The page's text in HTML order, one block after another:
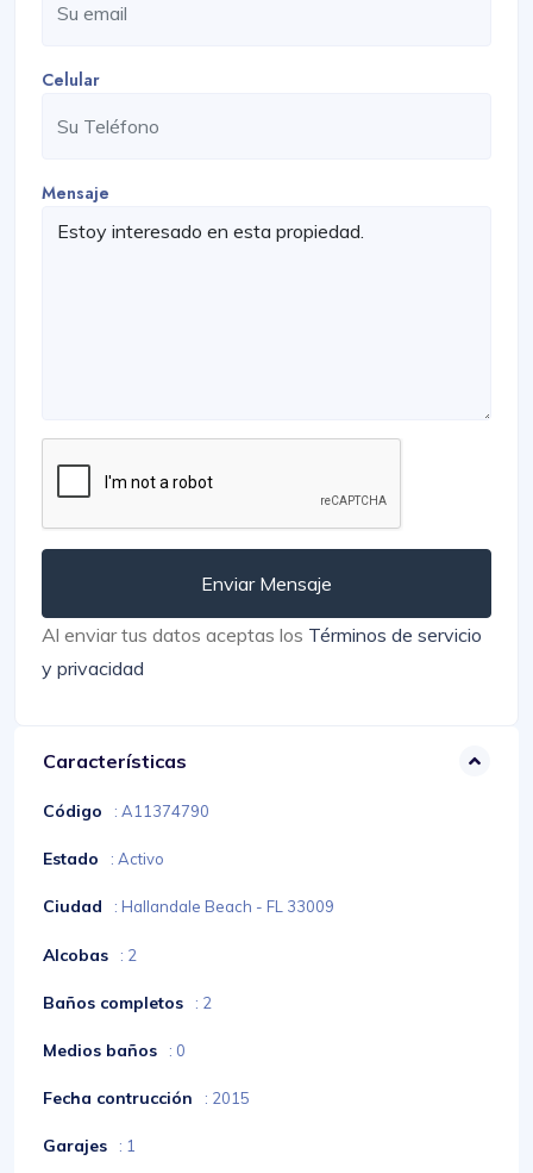
Celular
Mensaje
Enviar Mensaje
Al enviar tus datos aceptas los Términos de servicio
y privacidad
Características
Código : A11374790
Estado : Activo
Ciudad : Hallandale Beach - FL 33009
Alcobas : 2
Baños completos : 2
Medios baños : 0
Fecha contrucción : 2015
Garajes : 1